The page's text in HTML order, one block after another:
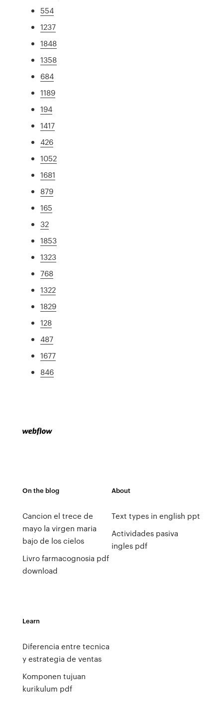
554
1237
1848
1358
684
1189
194
1417
426
1052
1681
879
165
32
1853
1323
768
1322
1829
128
487
1677
846
On the blog
Cancion el trece de
mayo la virgen maria
bajo de los cielos
Livro farmacognosia pdf
download
About
Text types in english ppt
Actividades pasiva
ingles pdf
Learn
Diferencia entre tecnica
y estrategia de ventas
Komponen tujuan
kurikulum pdf